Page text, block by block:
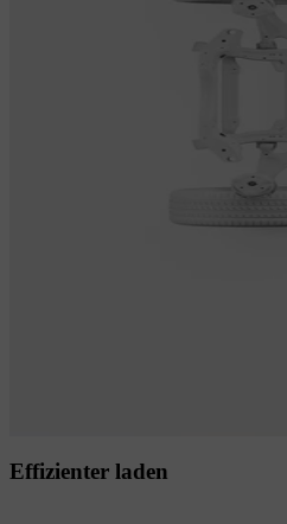
Effizienter laden